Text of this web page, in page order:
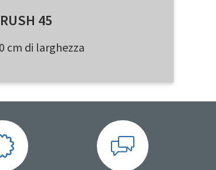
45
cm di larghezza